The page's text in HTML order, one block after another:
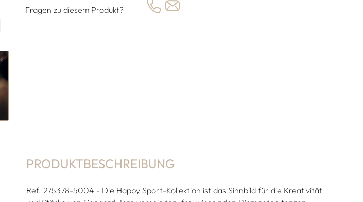
Fragen zu diesem Produkt?
PRODUKTBESCHREIBUNG
Ref. 275378-5004 - Die Happy Sport-Kollektion ist das Sinnbild für die Kreativität